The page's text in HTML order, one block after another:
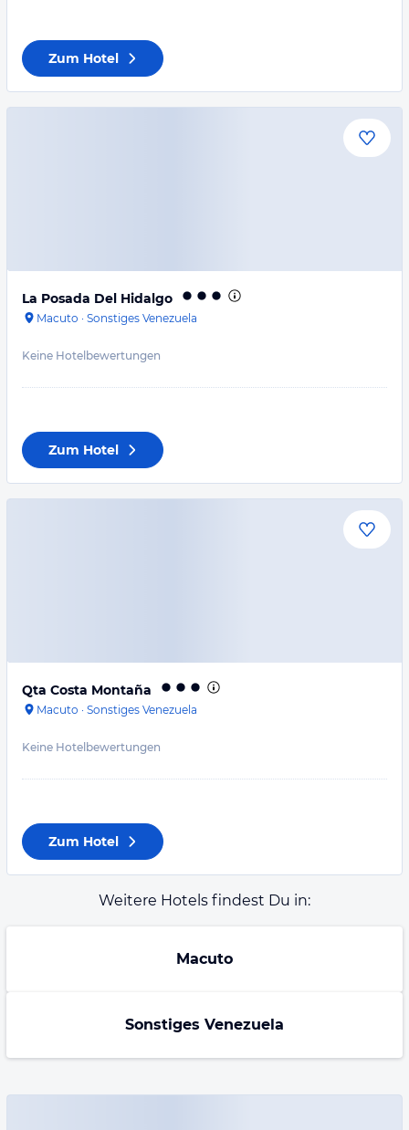
Zum Hotel
La Posada Del Hidalgo
Macuto · Sonstiges Venezuela
Keine Hotelbewertungen
Zum Hotel
Qta Costa Montaña
Macuto · Sonstiges Venezuela
Keine Hotelbewertungen
Zum Hotel
Weitere Hotels findest Du in:
Macuto
Sonstiges Venezuela